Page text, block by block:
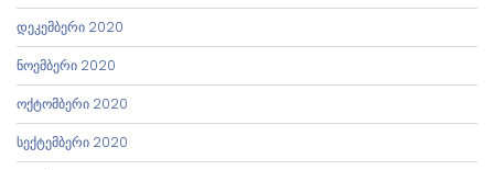
დეკემბერი 2020
ნოემბერი 2020
ოქტომბერი 2020
სექტემბერი 2020